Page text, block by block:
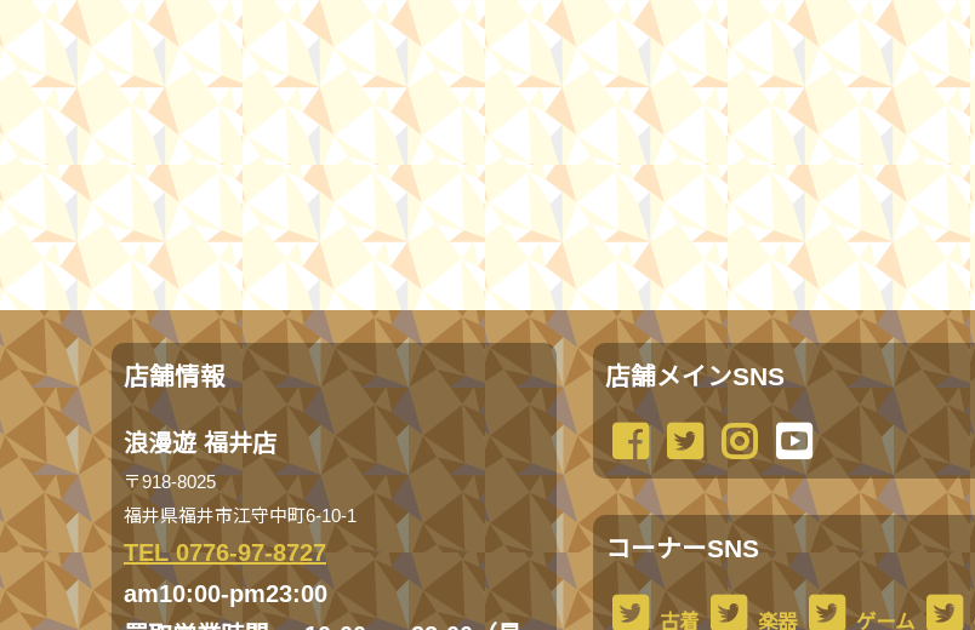
店舗情報
浪漫遊 福井店
〒918-8025
福井県福井市江守中町6-10-1
TEL 0776-97-8727
am10:00-pm23:00
店舗メインSNS
コーナーSNS
古着 楽器 ゲーム